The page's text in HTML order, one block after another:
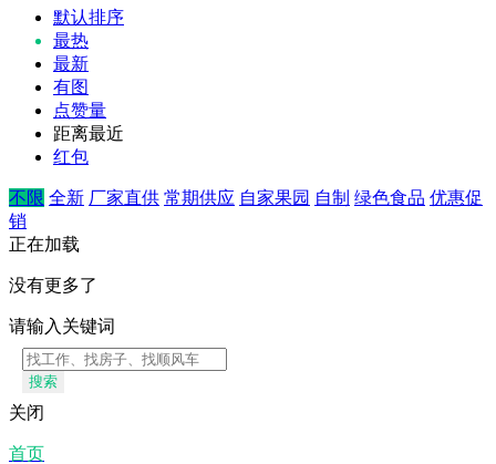
默认排序
最热
最新
有图
点赞量
距离最近
红包
不限 全新 厂家直供 常期供应 自家果园 自制 绿色食品 优惠促
销
正在加载
没有更多了
请输入关键词
搜索
关闭
首页